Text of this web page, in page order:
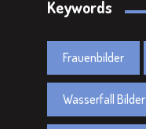
Keywords
Frauenbilder
Wasserfall Bilder